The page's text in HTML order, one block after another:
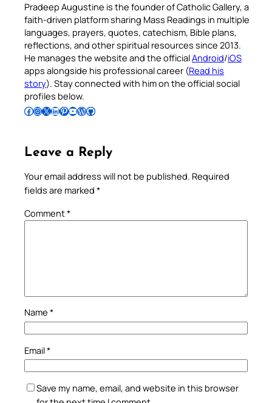
Pradeep Augustine is the founder of Catholic Gallery, a
faith-driven platform sharing Mass Readings in multiple
languages, prayers, quotes, catechism, Bible plans,
reflections, and other spiritual resources since 2013.
He manages the website and the officialAndroid/iOS
apps alongside his professional career (Read his
story). Stay connected with him on the official social
profiles below.
Follow Pradeep on Facebook Follow Pradeep on InstagramFollow Pradeep on X Follow Pradeep on LinkedIn Follow Pradeep on Pinterest Subscribe to Pradeep’s Youtube Channel Follow Pradeep on WordPress Follow Pradeep on GitHub
Leave a Reply
Your email address will not be published. Required
fields are marked *
Comment*
Name *
Email*
Save my name, email, and website in this browser